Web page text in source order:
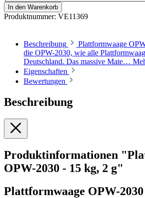
In den Warenkorb
Produktnummer: VE11369
Beschreibung
Plattformwaage
die OPW-2030, wie alle
Deutschland. Das massive Mate…
Eigenschaften
Bewertungen
Beschreibung
Produktinformationen
OPW-2030 - 15 kg, 2 g"
Plattformwaage OPW-2030